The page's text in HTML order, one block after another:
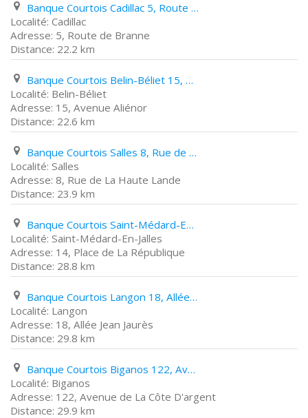
Banque Courtois Cadillac 5, Route de Branne
Cadillac
5, Route de Branne
22.2 km
Banque Courtois Belin-Béliet 15, Avenue Aliénor
Belin-Béliet
15, Avenue Aliénor
22.6 km
Banque Courtois Salles 8, Rue de La Haute Lande
Salles
8, Rue de La Haute Lande
23.9 km
Banque Courtois Saint-Médard-En-Jalles 14, Place de La République
Saint-Médard-En-Jalles
14, Place de La République
28.8 km
Banque Courtois Langon 18, Allée Jean Jaurès
Langon
18, Allée Jean Jaurès
29.8 km
Banque Courtois Biganos 122, Avenue de La Côte D'argent
Biganos
122, Avenue de La Côte D'argent
29.9 km